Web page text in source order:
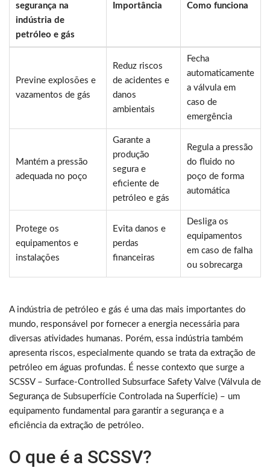
segurança na
indústria de
petróleo e gás
Importância Como funciona
Previne explosões e
vazamentos de gás
Reduz riscos
de acidentes e
danos
ambientais
Fecha
automaticamente
a válvula em
caso de
emergência
Mantém a pressão
adequada no poço
Garante a
produção
segura e
eficiente de
petróleo e gás
Regula a pressão
do fluido no
poço de forma
automática
Protege os
equipamentos e
instalações
Evita danos e
perdas
financeiras
Desliga os
equipamentos
em caso de falha
ou sobrecarga
A indústria de petróleo e gás é uma das mais importantes do
mundo, responsável por fornecer a energia necessária para
diversas atividades humanas. Porém, essa indústria também
apresenta riscos, especialmente quando se trata da extração de
petróleo em águas profundas. É nesse contexto que surge a
SCSSV – Surface-Controlled Subsurface Safety Valve (Válvula de
Segurança de Subsuperfície Controlada na Superfície) – um
equipamento fundamental para garantir a segurança e a
eficiência da extração de petróleo.
O que é a SCSSV?